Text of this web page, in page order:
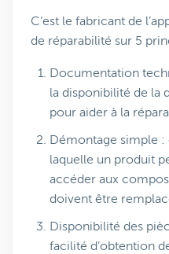
C‘est le fabricant de
de réparabilité sur 5
Documentation
la disponibilité de la
pour aider à la
Démontage simple :
laquelle un produit
accéder aux
doivent être
Disponibilité des
facilité d’obtention